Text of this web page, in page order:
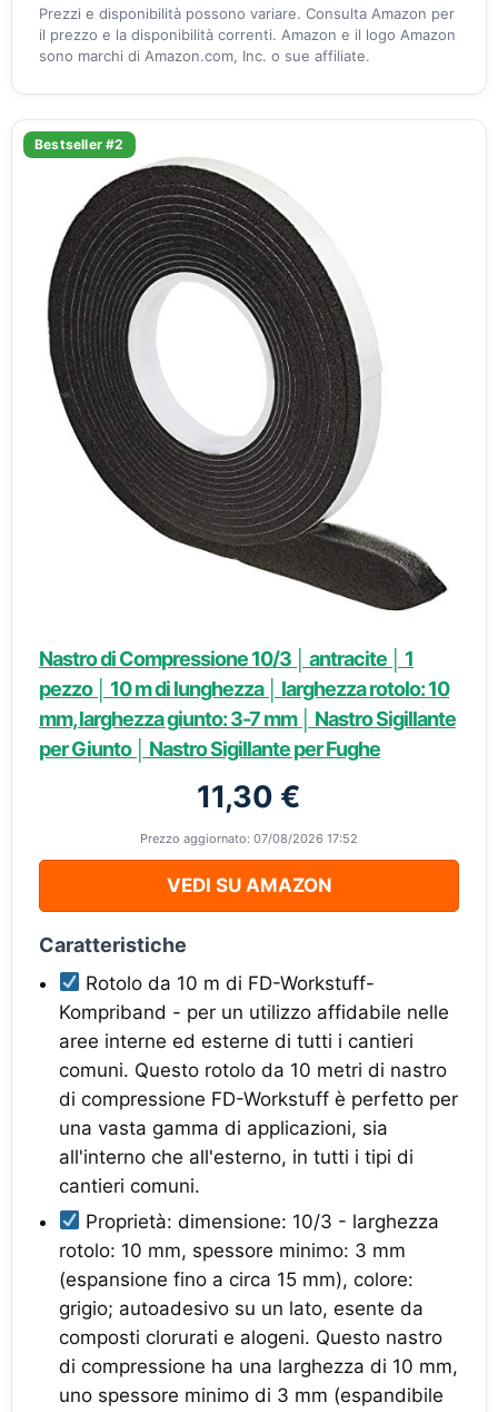
Prezzi e disponibilità possono variare. Consulta Amazon per
il prezzo e la disponibilità correnti. Amazon e il logo Amazon
sono marchi di Amazon.com, Inc. o sue affiliate.
Bestseller #2
Nastro di Compressione 10/3 │ antracite │ 1
pezzo │ 10 m di lunghezza │ larghezza rotolo: 10
mm, larghezza giunto: 3-7 mm │ Nastro Sigillante
per Giunto │ Nastro Sigillante per Fughe
11,30 €
Prezzo aggiornato: 07/08/2026 17:52
VEDI SU AMAZON
Caratteristiche
Rotolo da 10 m di FD-Workstuff-
Kompriband - per un utilizzo affidabile nelle
aree interne ed esterne di tutti i cantieri
comuni. Questo rotolo da 10 metri di nastro
di compressione FD-Workstuff è perfetto per
una vasta gamma di applicazioni, sia
all'interno che all'esterno, in tutti i tipi di
cantieri comuni.
Proprietà: dimensione: 10/3 - larghezza
rotolo: 10 mm, spessore minimo: 3 mm
(espansione fino a circa 15 mm), colore:
grigio; autoadesivo su un lato, esente da
composti clorurati e alogeni. Questo nastro
di compressione ha una larghezza di 10 mm,
uno spessore minimo di 3 mm (espandibile